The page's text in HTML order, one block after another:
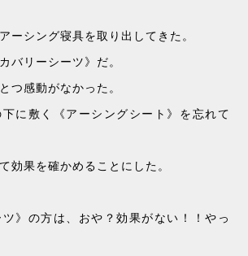
ーシング寝具を取り出してきた。
バリーシーツ》だ。
つ感動がなかった。
に敷く《アーシングシート》を忘れて
効果を確かめることにした。
ツ》の方は、おや？効果がない！！やっ